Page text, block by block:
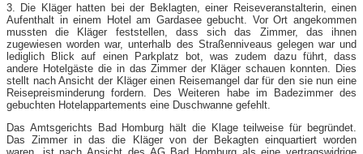
3. Die Kläger hatten bei der Beklagten, einer Reiseveranstalterin, einen
Aufenthalt in einem Hotel am Gardasee gebucht. Vor Ort angekommen
mussten die Kläger feststellen, dass sich das Zimmer, das ihnen
zugewiesen worden war, unterhalb des Straßenniveaus gelegen war und
lediglich Blick auf einen Parkplatz bot, was zudem dazu führt, dass
andere Hotelgäste die in das Zimmer der Kläger schauen konnten. Dies
stellt nach Ansicht der Kläger einen Reisemangel dar für den sie nun eine
Reisepreisminderung fordern. Des Weiteren habe im Badezimmer des
gebuchten Hotelappartements eine Duschwanne gefehlt.
Das Amtsgerichts Bad Homburg hält die Klage teilweise für begründet.
Das Zimmer in das die Kläger von der Bekagten einquartiert worden
waren, ist nach Ansicht des AG Bad Homburg als eine vertragswidrige